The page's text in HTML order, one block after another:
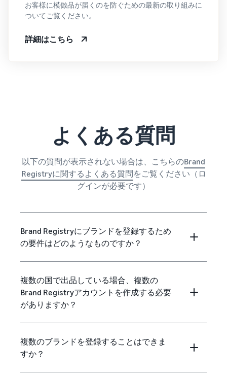
お客様に模倣品が届くのを防ぐための最新の取り組みに
ついてご覧ください。
詳細はこちら
よくある質問
以下の質問が表示されない場合は、こちらのBrand
Registryに関するよくある質問をご覧ください（ロ
グインが必要です）
Brand Registryにブランドを登録するため
の要件はどのようなものですか？
複数の国で出品している場合、複数の
Brand Registryアカウントを作成する必要
がありますか？
複数のブランドを登録することはできま
すか？